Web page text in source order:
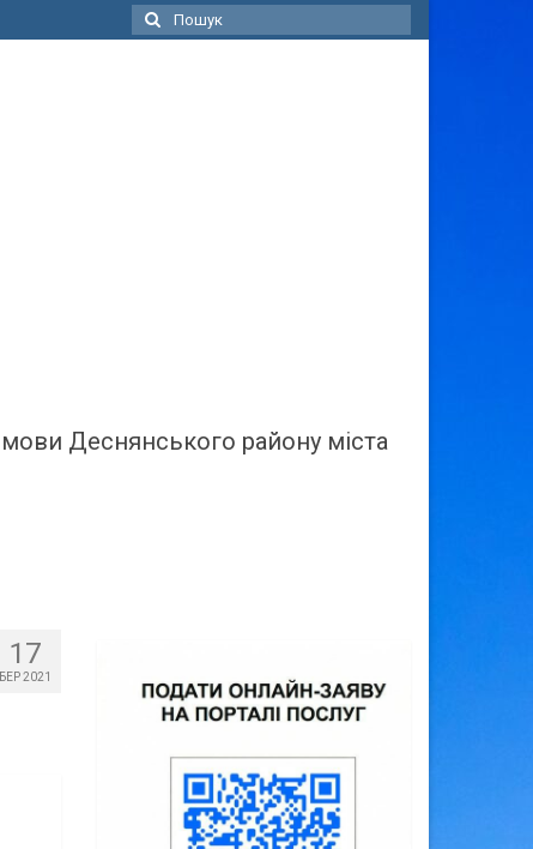
Пошук
для:
мови Деснянського району міста
17
БЕР 2021